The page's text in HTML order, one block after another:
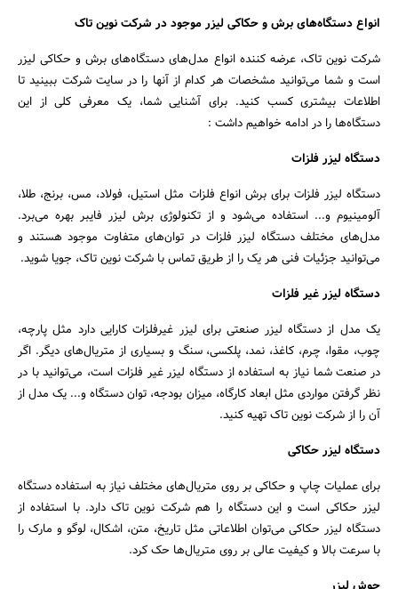
انواع دستگاه‌های برش و حکاکی لیزر موجود در شرکت نوین تاک
شرکت نوین تاک، عرضه کننده انواع مدل‌های دستگاه‌های برش و حکاکی لیزر
است و شما می‌توانید مشخصات هر کدام از آنها را در سایت شرکت ببینید تا
اطلاعات بیشتری کسب کنید. برای آشنایی شما، یک معرفی کلی از این
دستگاه‌ها را در ادامه خواهیم داشت :
دستگاه لیزر فلزات
دستگاه لیزر فلزات برای برش انواع فلزات مثل استیل، فولاد، مس، برنج، طلا،
آلومینیوم و... استفاده می‌شود و از تکنولوژی برش لیزر فایبر بهره می‌برد.
مدل‌های مختلف دستگاه لیزر فلزات در توان‌های متفاوت موجود هستند و
می‌توانید جزئیات فنی هر یک را از طریق تماس با شرکت نوین تاک، جویا شوید.
دستگاه لیزر غیر فلزات
یک مدل از دستگاه لیزر صنعتی برای لیزر غیرفلزات کارایی دارد مثل پارچه،
چوب، مقوا، چرم، کاغذ، نمد، پلکسی، سنگ و بسیاری از متریال‌های دیگر. اگر
در صنعت شما نیاز به استفاده از دستگاه لیزر غیر فلزات است، می‌توانید با در
نظر گرفتن مواردی مثل ابعاد کارگاه، میزان بودجه، توان دستگاه و... یک مدل از
آن را از شرکت نوین تاک تهیه کنید.
دستگاه لیزر حکاکی
برای عملیات چاپ و حکاکی بر روی متریال‌های مختلف نیاز به استفاده دستگاه
لیزر حکاکی است و این دستگاه را هم شرکت نوین تاک دارد. با استفاده از
دستگاه لیزر حکاکی می‌توان اطلاعاتی مثل تاریخ، متن، اشکال، لوگو و مارک را
با سرعت بالا و کیفیت عالی بر روی متریال‌ها حک کرد.